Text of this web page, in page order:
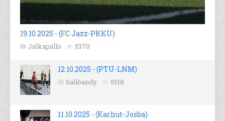
19.10.2025 - (FC Jazz-PKKU)
Jalkapallo 5370
12.10.2025 - (PTU-LNM)
Salibandy 5518
11.10.2025 - (Karhut-Josba)